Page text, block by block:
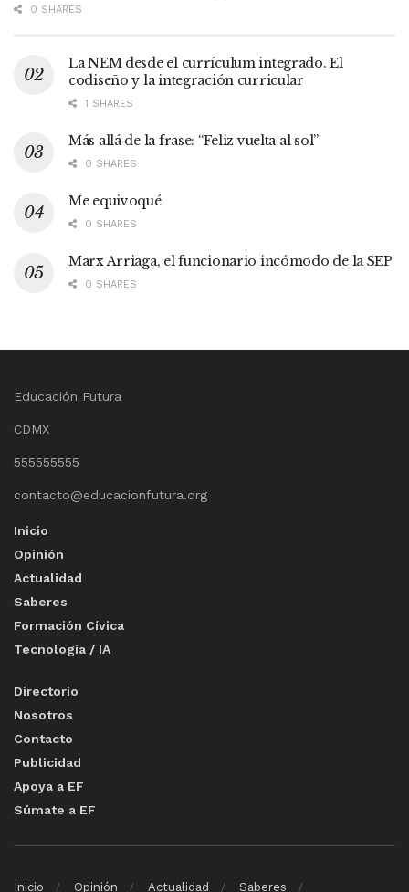
0 SHARES
La NEM desde el currículum integrado. El
codiseño y la integración curricular
1 SHARES
Más allá de la frase: “Feliz vuelta al sol”
0 SHARES
Me equivoqué
0 SHARES
Marx Arriaga, el funcionario incómodo de la SEP
0 SHARES
Educación Futura
CDMX
555555555
contacto@educacionfutura.org
Inicio
Opinión
Actualidad
Saberes
Formación Cívica
Tecnología / IA
Directorio
Nosotros
Contacto
Publicidad
Apoya a EF
Súmate a EF
Inicio Opinión Actualidad Saberes